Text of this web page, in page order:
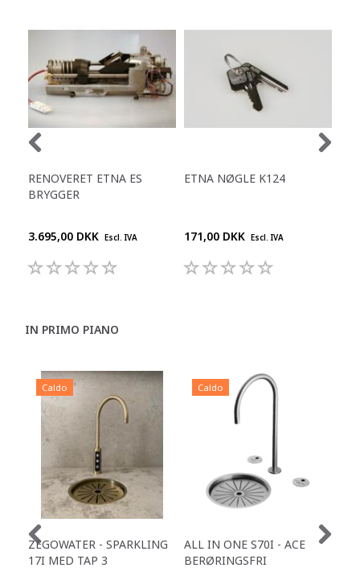
RENOVERET ETNA ES
BRYGGER
3.695,00 DKK Escl. IVA
ETNA NØGLE K124
171,00 DKK Escl. IVA
IN PRIMO PIANO
Caldo
ZEGOWATER - SPARKLING
17I MED TAP 3
Caldo
ALL IN ONE S70I - ACE
BERØRINGSFRI